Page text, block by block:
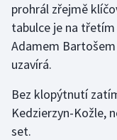
Sportovní střelba
Stolní tenis
Triatlon
Veslování
prohrál zřejmě
tabulce je na
Adamem
uzavírá.
Bez klopýtnutí
Kedzierzyn-Kožle,
set.